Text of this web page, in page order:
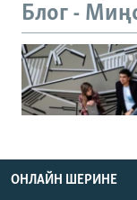
Блог -
ОНЛАЙН ШЕРИНЕ